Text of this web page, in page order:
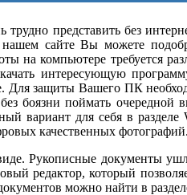
представить без
сайте Вы можете
на компьютере требуется
интересующую
Для защиты Вашего ПК
боязни поймать
вариант для себя в
качественных
Рукописные документы
редактор, который
можно найти в